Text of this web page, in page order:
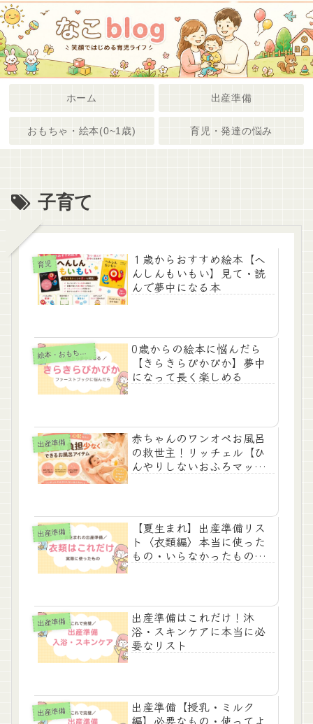
ホーム 出産準備
おもちゃ・絵本(0~1歳) 育児・発達の悩み
子育て
育児
１歳からおすすめ絵本【へ
んしんもいもい】見て・読
んで夢中になる本
絵本・おもちゃ0～1歳
0歳からの絵本に悩んだら
【きらきらぴかぴか】夢中
になって長く楽しめる
出産準備
赤ちゃんのワンオペお風呂
の救世主！リッチェル【ひ
んやりしないおふろマッ
出産準備
【夏生まれ】出産準備リス
ト〈衣類編〉本当に使った
もの・いらなかったものを
出産準備
出産準備はこれだけ！沐
浴・スキンケアに本当に必
要なリスト
出産準備
出産準備【授乳・ミルク